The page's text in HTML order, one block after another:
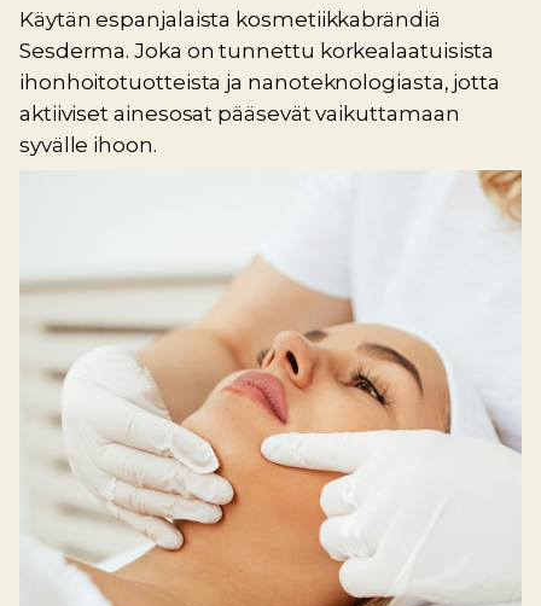
Käytän espanjalaista kosmetiikkabrändiä
Sesderma. Joka on tunnettu korkealaatuisista
ihonhoitotuotteista ja nanoteknologiasta, jotta
aktiiviset ainesosat pääsevät vaikuttamaan
syvälle ihoon.